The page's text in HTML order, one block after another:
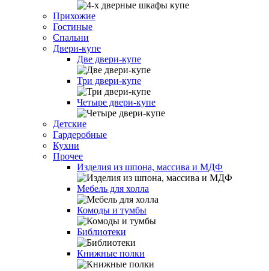
Прихожие
Гостиные
Спальни
Двери-купе
Две двери-купе
Три двери-купе
Четыре двери-купе
Детские
Гардеробные
Кухни
Прочее
Изделия из шпона, массива и МДФ
Мебель для холла
Комоды и тумбы
Библиотеки
Книжные полки